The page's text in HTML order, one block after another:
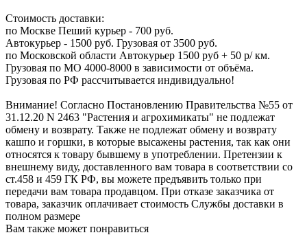
Стоимость доставки:
по Москве Пеший курьер - 700 руб.
Автокурьер - 1500 руб. Грузовая от 3500 руб.
по Московской области Автокурьер 1500 руб + 50 р/ км.
Грузовая по МО 4000-8000 в зависимости от объёма.
Грузовая по РФ рассчитывается индивидуально!
Внимание! Согласно Постановлению Правительства №55 от
31.12.20 N 2463 "Растения и агрохимикаты" не подлежат
обмену и возврату. Также не подлежат обмену и возврату
кашпо и горшки, в которые высажены растения, так как они
относятся к товару бывшему в употреблении. Претензии к
внешнему виду, доставленного вам товара в соответствии со
ст.458 и 459 ГК РФ, вы можете предъявить только при
передачи вам товара продавцом. При отказе заказчика от
товара, заказчик оплачивает стоимость Службы доставки в
полном размере
Вам также может понравиться